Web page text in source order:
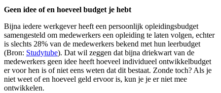
Geen idee of en hoeveel budget je hebt
Bijna iedere werkgever heeft een persoonlijk opleidingsbudget
samengesteld om medewerkers een opleiding te laten volgen, echter
is slechts 28% van de medewerkers bekend met hun leerbudget
(Bron: Studytube). Dat wil zeggen dat bijna driekwart van de
medewerkers geen idee heeft hoeveel individueel ontwikkelbudget
er voor hen is of niet eens weten dat dit bestaat. Zonde toch? Als je
niet weet of en hoeveel geld ervoor is, kun je je er niet mee
ontwikkelen.